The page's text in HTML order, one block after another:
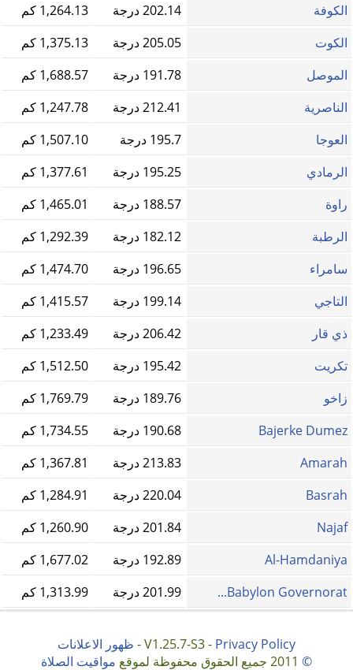
الكوفة
202.14 درجة
1,264.13 كم
الكوت
205.05 درجة
1,375.13 كم
الموصل
191.78 درجة
1,688.57 كم
الناصرية
212.41 درجة
1,247.78 كم
العوجا
195.7 درجة
1,507.10 كم
الرمادي
195.25 درجة
1,377.61 كم
راوة
188.57 درجة
1,465.01 كم
الرطبة
182.12 درجة
1,292.39 كم
سامراء
196.65 درجة
1,474.70 كم
التاجي
199.14 درجة
1,415.57 كم
ذي قار
206.42 درجة
1,233.49 كم
تكريت
195.42 درجة
1,512.50 كم
زاخو
189.76 درجة
1,769.79 كم
Bajerke Dumez
190.68 درجة
1,734.55 كم
Amarah
213.83 درجة
1,367.81 كم
Basrah
220.04 درجة
1,284.91 كم
Najaf
201.84 درجة
1,260.90 كم
Al-Hamdaniya
192.89 درجة
1,677.02 كم
Babylon Governorat...
201.99 درجة 1,313.99 كم
V1.25.7-S3 - Privacy Policy
- ظهور الاعلانات
©
مواقيت الصلاة